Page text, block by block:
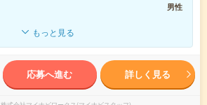
男性
もっと見る
応募へ進む 詳しく見る